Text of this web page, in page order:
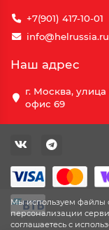
Мы используем файлы
персонализации
соглашаетесь с
+7(901) 417-10-01
info@helrussia.ru
Наш адрес
г. Москва,
офис 69